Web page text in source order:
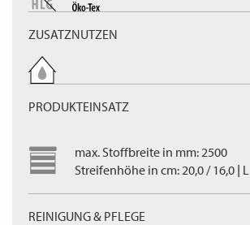
ZUSATZNUTZEN
PRODUKTEINSATZ
max. Stoffbreite in mm: 2500
Streifenhöhe in cm: 20,0 / 16,0 | L
REINIGUNG & PFLEGE